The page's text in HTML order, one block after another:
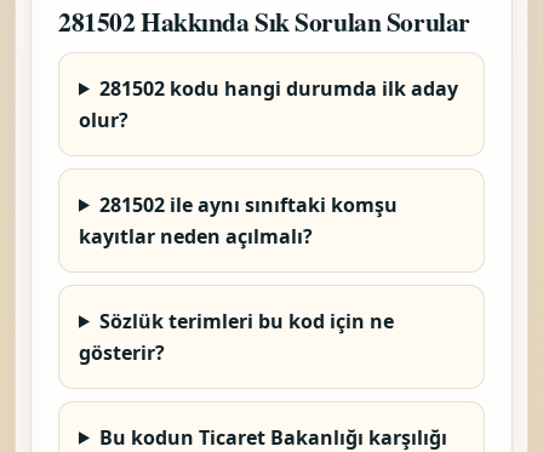
281502 Hakkında Sık Sorulan Sorular
281502 kodu hangi durumda ilk aday
olur?
281502 ile aynı sınıftaki komşu
kayıtlar neden açılmalı?
Sözlük terimleri bu kod için ne
gösterir?
Bu kodun Ticaret Bakanlığı karşılığı